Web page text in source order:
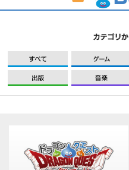
すべて